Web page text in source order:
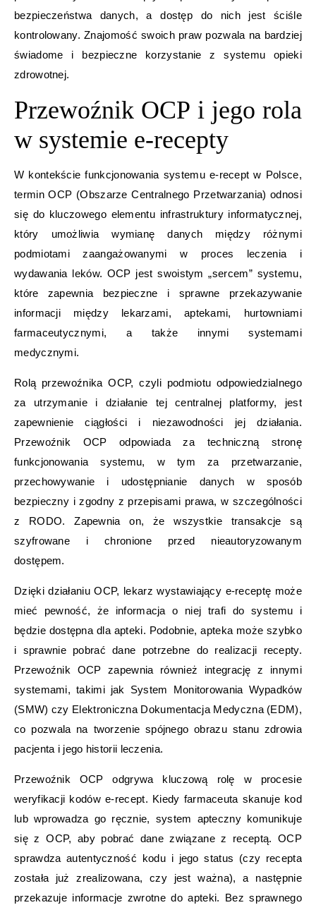
bezpieczeństwa danych, a dostęp do nich jest ściśle
kontrolowany. Znajomość swoich praw pozwala na bardziej
świadome i bezpieczne korzystanie z systemu opieki
zdrowotnej.
Przewoźnik OCP i jego rola
w systemie e-recepty
W kontekście funkcjonowania systemu e-recept w Polsce,
termin OCP (Obszarze Centralnego Przetwarzania) odnosi
się do kluczowego elementu infrastruktury informatycznej,
który umożliwia wymianę danych między różnymi
podmiotami zaangażowanymi w proces leczenia i
wydawania leków. OCP jest swoistym „sercem” systemu,
które zapewnia bezpieczne i sprawne przekazywanie
informacji między lekarzami, aptekami, hurtowniami
farmaceutycznymi, a także innymi systemami
medycznymi.
Rolą przewoźnika OCP, czyli podmiotu odpowiedzialnego
za utrzymanie i działanie tej centralnej platformy, jest
zapewnienie ciągłości i niezawodności jej działania.
Przewoźnik OCP odpowiada za techniczną stronę
funkcjonowania systemu, w tym za przetwarzanie,
przechowywanie i udostępnianie danych w sposób
bezpieczny i zgodny z przepisami prawa, w szczególności
z RODO. Zapewnia on, że wszystkie transakcje są
szyfrowane i chronione przed nieautoryzowanym
dostępem.
Dzięki działaniu OCP, lekarz wystawiający e-receptę może
mieć pewność, że informacja o niej trafi do systemu i
będzie dostępna dla apteki. Podobnie, apteka może szybko
i sprawnie pobrać dane potrzebne do realizacji recepty.
Przewoźnik OCP zapewnia również integrację z innymi
systemami, takimi jak System Monitorowania Wypadków
(SMW) czy Elektroniczna Dokumentacja Medyczna (EDM),
co pozwala na tworzenie spójnego obrazu stanu zdrowia
pacjenta i jego historii leczenia.
Przewoźnik OCP odgrywa kluczową rolę w procesie
weryfikacji kodów e-recept. Kiedy farmaceuta skanuje kod
lub wprowadza go ręcznie, system apteczny komunikuje
się z OCP, aby pobrać dane związane z receptą. OCP
sprawdza autentyczność kodu i jego status (czy recepta
została już zrealizowana, czy jest ważna), a następnie
przekazuje informacje zwrotne do apteki. Bez sprawnego